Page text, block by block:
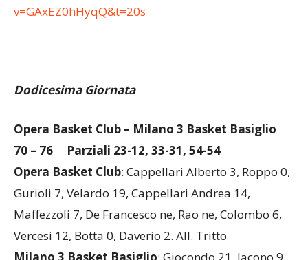
v=GAxEZ0hHyqQ&t=20s
Dodicesima Giornata
Opera Basket Club – Milano 3 Basket Basiglio
70 – 76 Parziali 23-12, 33-31, 54-54
Opera Basket Club: Cappellari Alberto 3, Roppo 0,
Gurioli 7, Velardo 19, Cappellari Andrea 14,
Maffezzoli 7, De Francesco ne, Rao ne, Colombo 6,
Vercesi 12, Botta 0, Daverio 2. All. Tritto